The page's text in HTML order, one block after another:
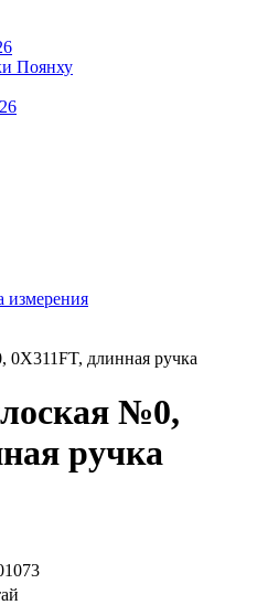
измерения
0X311FT, длинная ручка
№0,
ручка